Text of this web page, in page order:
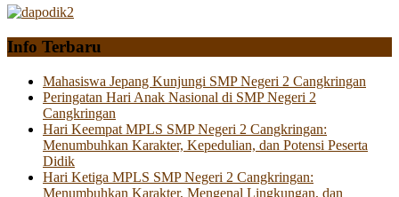
Info Terbaru
Mahasiswa Jepang Kunjungi SMP Negeri 2 Cangkringan
Peringatan Hari Anak Nasional di SMP Negeri 2
Cangkringan
Hari Keempat MPLS SMP Negeri 2 Cangkringan:
Menumbuhkan Karakter, Kepedulian, dan Potensi Peserta
Didik
Hari Ketiga MPLS SMP Negeri 2 Cangkringan:
Menumbuhkan Karakter, Mengenal Lingkungan, dan